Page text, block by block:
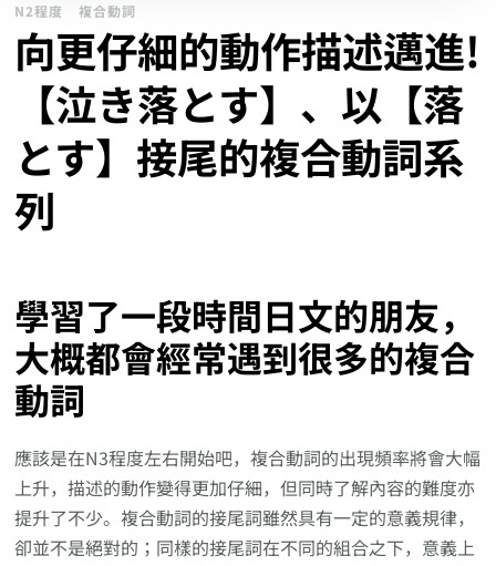
N2程度 複合動詞
向更仔細的動作描述邁進!
【泣き落とす】、以【落
とす】接尾的複合動詞系
列
學習了一段時間日文的朋友，
大概都會經常遇到很多的複合
動詞
應該是在N3程度左右開始吧，複合動詞的出現頻率將會大幅
上升，描述的動作變得更加仔細，但同時了解內容的難度亦
提升了不少。複合動詞的接尾詞雖然具有一定的意義規律，
卻並不是絕對的；同樣的接尾詞在不同的組合之下，意義上